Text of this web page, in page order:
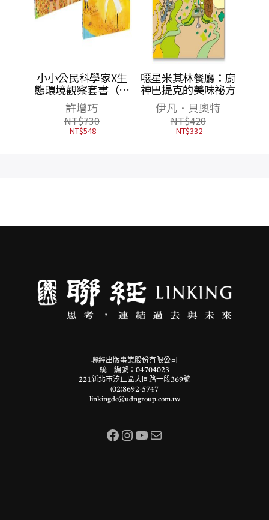
小小公民科學家X生
態環境觀察套書（神
祕甲蟲+水鳥餐廳，
共2書）
許增巧
NT$730
NT$548
噁星米其林餐廳：廚
神巴提克的美味祕方
伊凡．貝奧特
NT$420
NT$332
聯經出版事業股份有限公司
統一編號：04704023
221新北市汐止區大同路一段369號
(02)8692-5747
linkingdc@udngroup.com.tw
Facebook InstagramYouTube 電子郵件